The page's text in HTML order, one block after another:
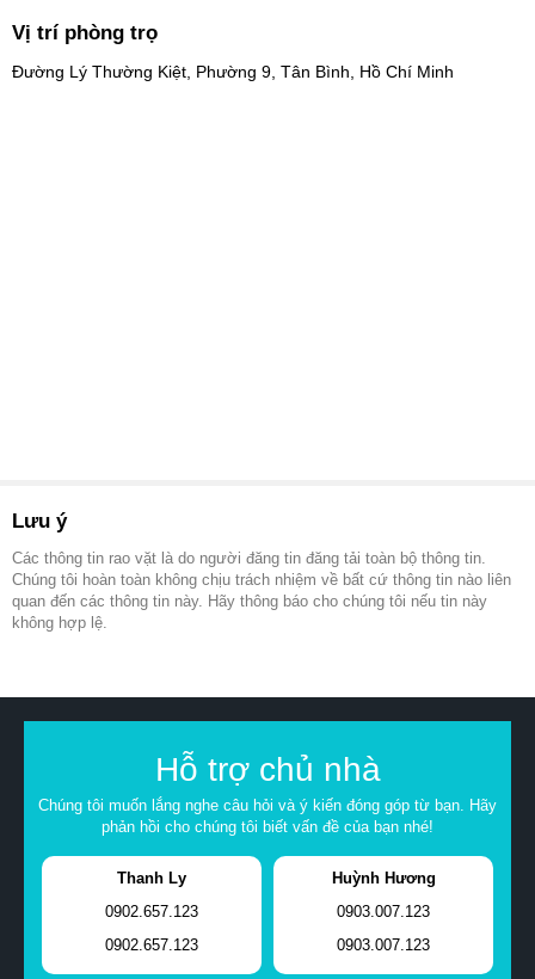
Vị trí phòng trọ
Đường Lý Thường Kiệt, Phường 9, Tân Bình, Hồ Chí Minh
Lưu ý
Các thông tin rao vặt là do người đăng tin đăng tải toàn bộ thông tin.
Chúng tôi hoàn toàn không chịu trách nhiệm về bất cứ thông tin nào liên
quan đến các thông tin này. Hãy thông báo cho chúng tôi nếu tin này
không hợp lệ.
Hỗ trợ chủ nhà
Chúng tôi muốn lắng nghe câu hỏi và ý kiến đóng góp từ bạn. Hãy
phản hồi cho chúng tôi biết vấn đề của bạn nhé!
Thanh Ly
0902.657.123
0902.657.123
Huỳnh Hương
0903.007.123
0903.007.123